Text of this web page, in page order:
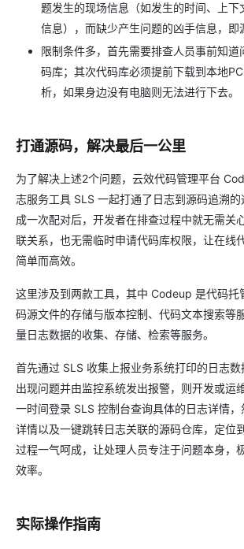
题发生的现场信息（如发生的时间、上下
信息），而缺少产生问题的凶手信息，即
限制条件多，首先需要排查人员事前知道
码库；其次代码库必须提前下载到本地
析，如果身边没有电脑则无法进行下去。
打通源码，解决最后一公里
为了解决上述2个问题，云效代码管理平台
志服务工具 SLS 一起打通了日志到源码追溯
成一次配对后，开发者在排查过程中就无需关
联关系，也无需临时申请代码库权限，让在线
简单而高效。
这里涉及到两款工具，其中 Codeup 是代码托
码源文件的存储与版本控制、代码文本搜索等
量日志数据的收集、存储、检索等服务。
首先通过 SLS 收集上报业务系统打印的日志
出现问题并由监控系统发出报警，则开发或运
一时间登录 SLS 控制台查询具体的日志详情
详情以及一键跳转日志关联的源码仓库，定位
过程一气呵成，让处理人员专注于问题本身，
效率。
实际操作指南